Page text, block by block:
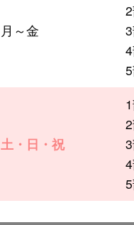
月～金
土・日・祝